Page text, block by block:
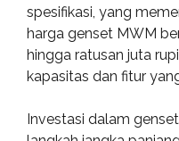
spesifikasi, yang
harga genset MWM
hingga ratusan juta
kapasitas dan fitur
Investasi dalam